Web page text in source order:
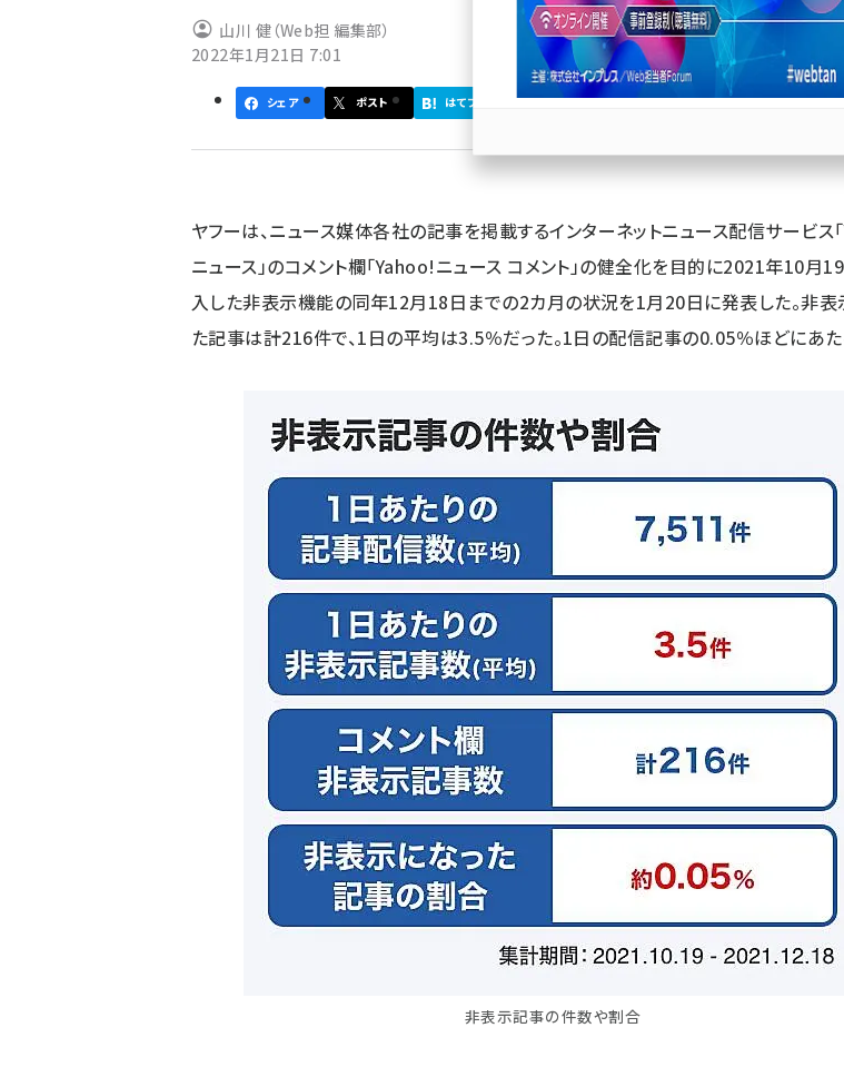
山川 健（Web担 編集部）
2022年1月21日 7:01
シェア ポスト はてブ Bluesky 優先するニュース提供元に追加
ヤフーは、ニュース媒体各社の記事を掲載するインターネットニュース配信サービス
ニュース」のコメント欄「Yahoo!ニュース コメント」の健全化を目的に2021年10月
入した非表示機能の同年12月18日までの2カ月の状況を1月20日に発表した。非表
た記事は計216件で、1日の平均は3.5％だった。1日の配信記事の0.05％ほどにあた
非表示記事の件数や割合